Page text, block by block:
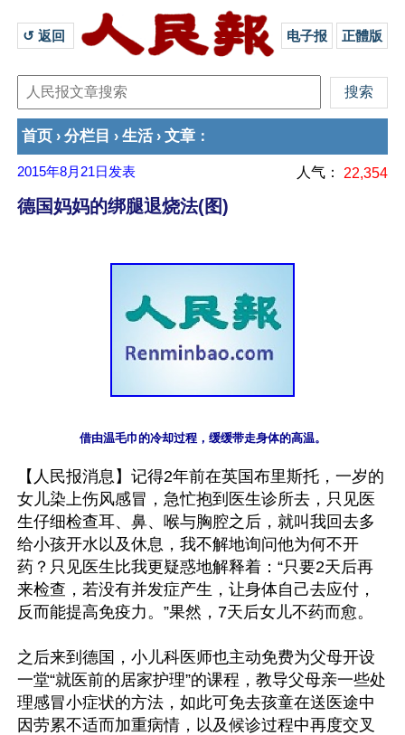
↺ 返回 电子报 正體版
首页 › 分栏目 › 生活 › 文章 ：
2015年8月21日 发表 人气： 22,354
德国妈妈的绑腿退烧法(图)
【人民报消息】记得2年前在英国布里斯托，一岁的
女儿染上伤风感冒，急忙抱到医生诊所去，只见医
生仔细检查耳、鼻、喉与胸腔之后，就叫我回去多
给小孩开水以及休息，我不解地询问他为何不开
药？只见医生比我更疑惑地解释着：“只要2天后再
来检查，若没有并发症产生，让身体自己去应付，
反而能提高免疫力。”果然，7天后女儿不药而愈。
之后来到德国，小儿科医师也主动免费为父母开设
一堂“就医前的居家护理”的课程，教导父母亲一些处
理感冒小症状的方法，如此可免去孩童在送医途中
因劳累不适而加重病情，以及候诊过程中再度交叉